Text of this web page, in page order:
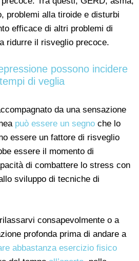
problemi alla tiroide e disturbi
efficace di altri problemi di
ridurre il risveglio precoce.
possono incidere
di veglia
da una sensazione
può essere un segno che lo
essere un fattore di risveglio
essere il momento di
di combattere lo stress con
sviluppo di tecniche di
consapevolmente o a
profonda prima di andare a
abbastanza esercizio fisico